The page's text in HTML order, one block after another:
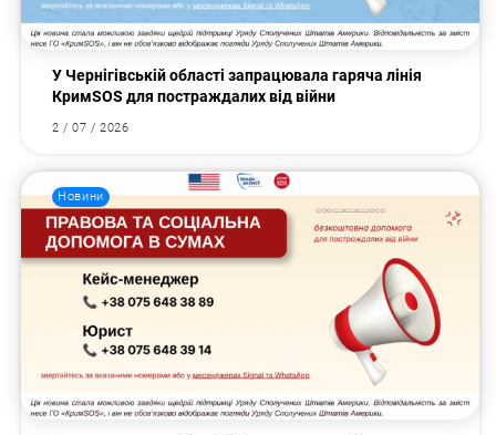
У Чернігівській області запрацювала гаряча лінія
КримSOS для постраждалих від війни
2 / 07 / 2026
Новини